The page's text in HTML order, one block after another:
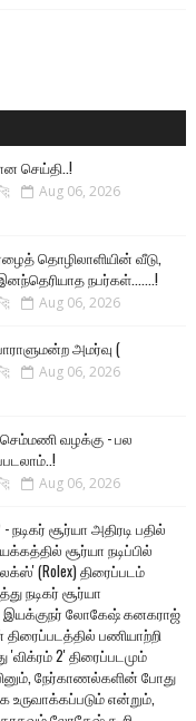
செய்தி..!
Aug 06, 2026
தொழிலாளியின் வீடு,
நபர்கள்.......!
Aug 06, 2026
அமர்வு (
Aug 06, 2026
வழக்கு - பல
Aug 06, 2026
சூர்யா அதிரடி பதில்
சூர்யா நடிப்பில்
(Rolex) திரைப்படம்
நடிகர் சூர்யா
இயக்குநர் லோகேஷ் கனகராஜ்
பணியாற்றி
2' திரைப்படமும்
நேர்காணல்களின் போது
என்றும்,